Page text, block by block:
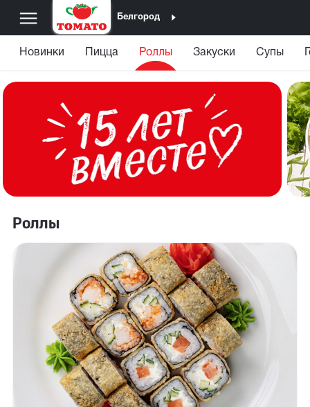
Белгород
Новинки Пицца Роллы Закуски Супы
Роллы